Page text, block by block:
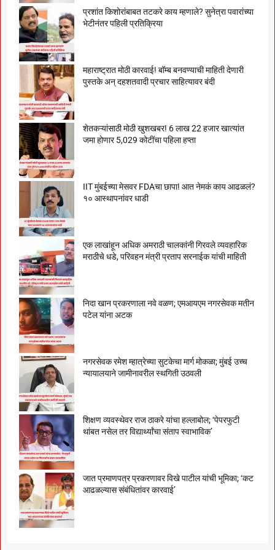
प्रशांत किशोरांबाबत तटकरे काय म्हणाले? सुनेत्रा पवारांच्या
भेटीनंतर पहिली प्रतिक्रिया
महाराष्ट्रात मोठी कारवाई! बॉम्ब बनवण्याची माहिती देणारी
पुस्तके अन् दहशतवादी प्रचार साहित्यावर बंदी
शेतकऱ्यांसाठी मोठी खुशखबर! 6 लाख 22 हजार खात्यांत
जमा होणार 5,029 कोटींचा पहिला हप्ता
IIT मुंबईच्या मेसवर FDAचा छापा! आत नेमकं काय आढळलं?
१० आस्थापनांवर धाडी
एक लाखांहून अधिक अमराठी चालकांनी गिरवले व्यवहारिक
मराठीचे धडे, परिवहन मंत्री प्रताप सरनाईक यांची माहिती
निदा खान प्रकरणाला नवे वळण; एमआयएम नगरसेवक मतीन
पटेल यांना अटक
नगरसेवक रमेश म्हात्रेच्या सुटकेचा मार्ग मोकळा; मुंबई उच्च
न्यायालयाने जामीनावरील स्थगिती उठवली
शिक्षण व्यवस्थेवर राज ठाकरे यांचा हल्लाबोल; ‘पेपरफुटी
थांबत नसेल तर विद्यार्थ्यांचा संताप स्वाभाविक’
जात प्रमाणपत्र प्रकरणावर विखे पाटील यांची भूमिका; ‘कट
आढळल्यास संबंधितांवर कारवाई’